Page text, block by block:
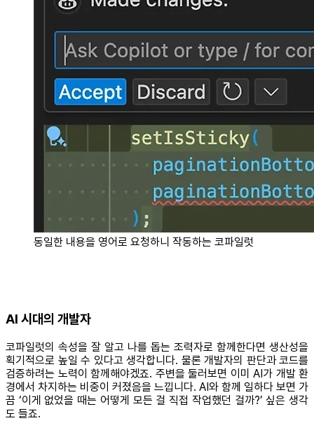
동일한 내용을 영어로 요청하니 작동하는 코파일럿
AI 시대의 개발자
코파일럿의 속성을 잘 알고 나를 돕는 조력자로 함께한다면 생산성을
획기적으로 높일 수 있다고 생각합니다. 물론 개발자의 판단과 코드를
검증하려는 노력이 함께해야겠죠. 주변을 둘러보면 이미 AI가 개발 환
경에서 차지하는 비중이 커졌음을 느낍니다. AI와 함께 일하다 보면 가
끔 ‘이게 없었을 때는 어떻게 모든 걸 직접 작업했던 걸까?’ 싶은 생각
도 들죠.